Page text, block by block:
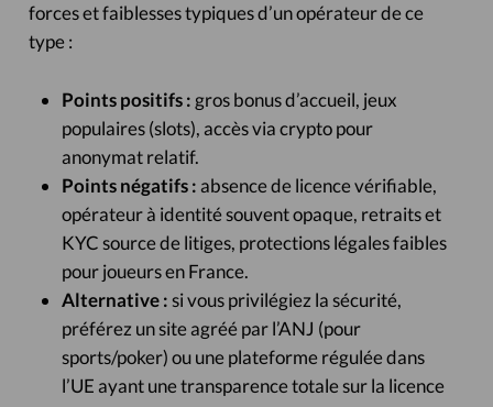
forces et faiblesses typiques d’un opérateur de ce
type :
Points positifs : gros bonus d’accueil, jeux
populaires (slots), accès via crypto pour
anonymat relatif.
Points négatifs : absence de licence vérifiable,
opérateur à identité souvent opaque, retraits et
KYC source de litiges, protections légales faibles
pour joueurs en France.
Alternative :si vous privilégiez la sécurité,
préférez un site agréé par l’ANJ (pour
sports/poker) ou une plateforme régulée dans
l’UE ayant une transparence totale sur la licence